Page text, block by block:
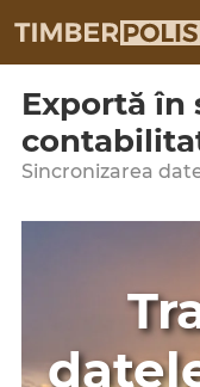
Exportă în